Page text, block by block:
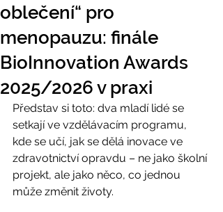
oblečení“ pro
menopauzu: finále
BioInnovation Awards
2025/2026 v praxi
Představ si toto: dva mladí lidé se
setkají ve vzdělávacím programu,
kde se učí, jak se dělá inovace ve
zdravotnictví opravdu – ne jako školní
projekt, ale jako něco, co jednou
může změnit životy.